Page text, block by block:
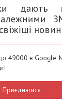
дають
49000 в Google
Приєднатися